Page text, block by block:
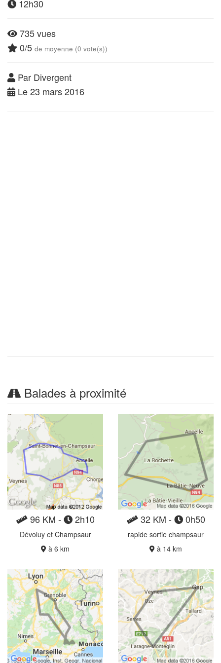
12h30
735 vues
0/5 de moyenne (0 vote(s))
Par Divergent
Le 23 mars 2016
Balades à proximité
96 KM - 2h10
Dévoluy et Champsaur
à 6 km
32 KM - 0h50
rapide sortie champsaur
à 14 km